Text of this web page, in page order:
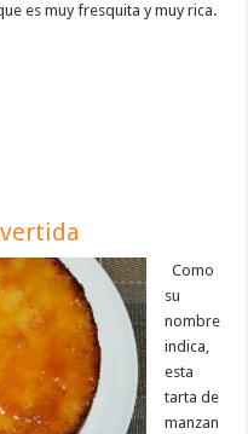
es muy fresquita y muy rica.
Como
su
nombre
indica,
esta
tarta de
manzan